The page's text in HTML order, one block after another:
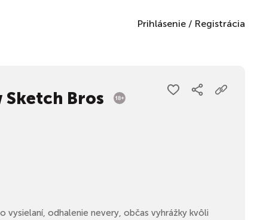
Prihlásenie / Registrácia
Sketch Bros
vysielaní, odhalenie nevery, občas vyhrážky kvôli